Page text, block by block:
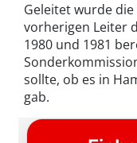
Geleitet wurde die
vorherigen Leiter
1980 und 1981
sollte, ob es in
gab.